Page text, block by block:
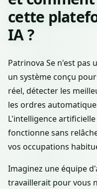
cette
IA ?
Patrinova Se n'est pas
un système conçu
réel, détecter les
les ordres
L'intelligence
fonctionne sans
vos occupations
Imaginez une équipe
travaillerait pour vous